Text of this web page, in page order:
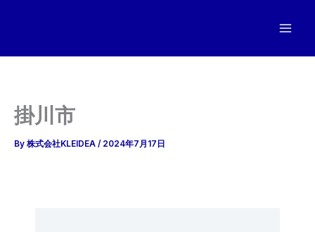
掛川市
By 株式会社KLEIDEA / 2024年7月17日